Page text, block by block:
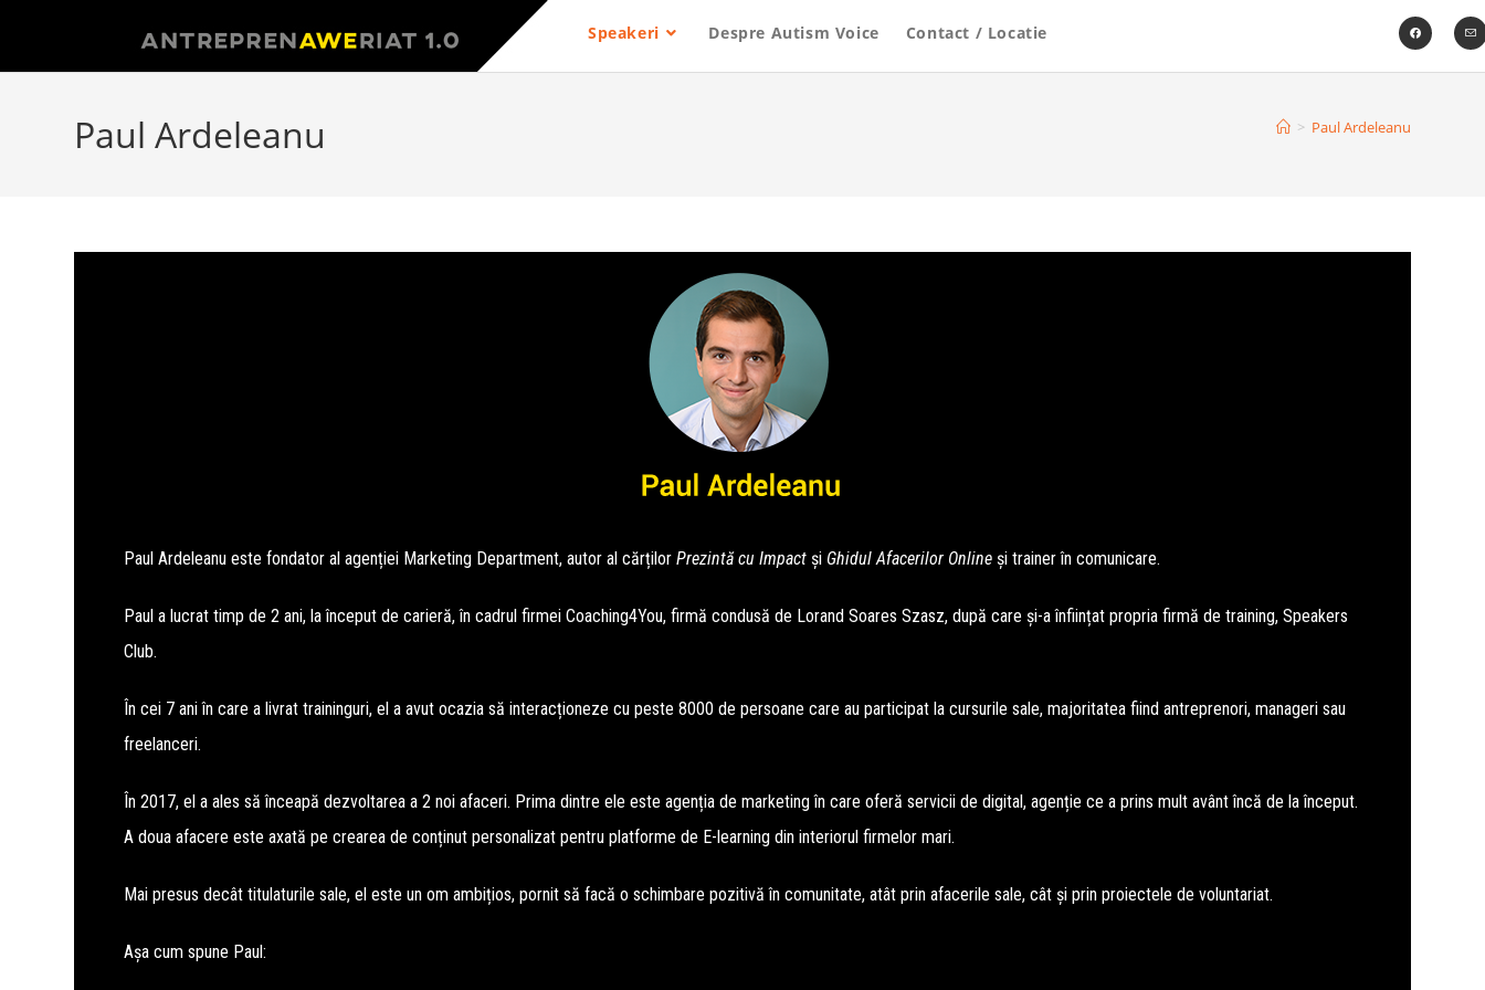
Speakeri Despre Autism Voice Contact / Locatie
Paul Ardeleanu > Paul Ardeleanu
Paul Ardeleanu este fondator al agenției Marketing Department, autor al cărților Prezintă cu Impact și Ghidul Afacerilor Online și trainer în comunicare.
Paul a lucrat timp de 2 ani, la început de carieră, în cadrul firmei Coaching4You, firmă condusă de Lorand Soares Szasz, după care și-a înființat propria firmă de training, Speakers
Club.
În cei 7 ani în care a livrat traininguri, el a avut ocazia să interacționeze cu peste 8000 de persoane care au participat la cursurile sale, majoritatea fiind antreprenori, manageri sau
freelanceri.
În 2017, el a ales să înceapă dezvoltarea a 2 noi afaceri. Prima dintre ele este agenția de marketing în care oferă servicii de digital, agenție ce a prins mult avânt încă de la început.
A doua afacere este axată pe crearea de conținut personalizat pentru platforme de E-learning din interiorul firmelor mari.
Mai presus decât titulaturile sale, el este un om ambițios, pornit să facă o schimbare pozitivă în comunitate, atât prin afacerile sale, cât și prin proiectele de voluntariat.
Așa cum spune Paul: